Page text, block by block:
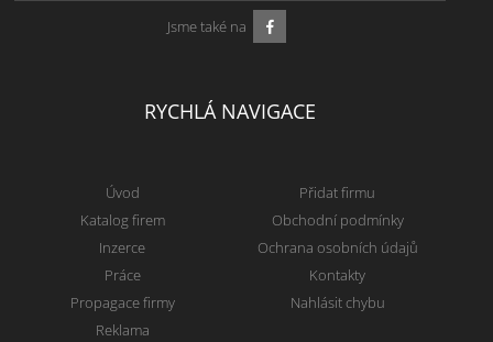
Jsme také na
RYCHLÁ NAVIGACE
Úvod
Katalog firem
Inzerce
Práce
Propagace firmy
Reklama
Přidat firmu
Obchodní podmínky
Ochrana osobních údajů
Kontakty
Nahlásit chybu